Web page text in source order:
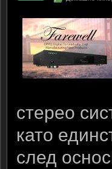
стерео
като
след